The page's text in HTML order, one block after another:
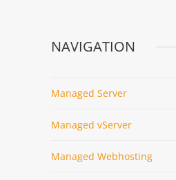
NAVIGATION
Managed Server
Managed vServer
Managed Webhosting